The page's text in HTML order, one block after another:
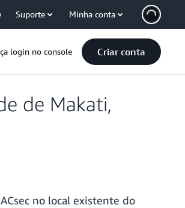
Suporte Minha conta
login no console Criar conta
de Makati,
no local existente do